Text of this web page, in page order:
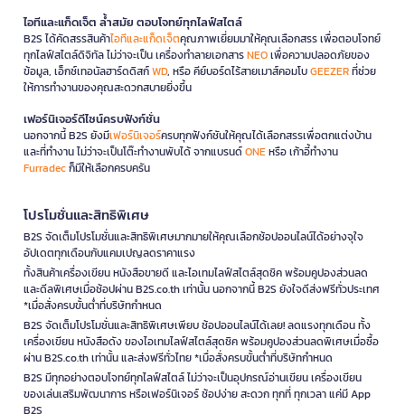
ไอทีและแก็ดเจ็ต ล้ำสมัย ตอบโจทย์ทุกไลฟ์สไตล์
B2S ได้คัดสรรสินค้าไอทีและแก็ดเจ็ตคุณภาพเยี่ยมมาให้คุณเลือกสรร เพื่อตอบโจทย์
ทุกไลฟ์สไตล์ดิจิทัล ไม่ว่าจะเป็น เครื่องทำลายเอกสารNEOเพื่อความปลอดภัยของ
ข้อมูล, เอ็กซ์เทอนัลฮาร์ดดิสก์WD, หรือ คีย์บอร์ดไร้สายเมาส์คอมโบGEEZERที่ช่วย
ให้การทำงานของคุณสะดวกสบายยิ่งขึ้น
เฟอร์นิเจอร์ดีไซน์ครบฟังก์ชั่น
นอกจากนี้ B2S ยังมีเฟอร์นิเจอร์ครบทุกฟังก์ชันให้คุณได้เลือกสรรเพื่อตกแต่งบ้าน
และที่ทำงาน ไม่ว่าจะเป็นโต๊ะทำงานพับได้ จากแบรนด์ONEหรือ เก้าอี้ทำงาน
Furradecก็มีให้เลือกครบครัน
โปรโมชั่นและสิทธิพิเศษ
B2S จัดเต็มโปรโมชั่นและสิทธิพิเศษมากมายให้คุณเลือกช้อปออนไลน์ได้อย่างจุใจ
อัปเดตทุกเดือนกับแคมเปญลดราคาแรง
ทั้งสินค้าเครื่องเขียน หนังสือขายดี และไอเทมไลฟ์สไตล์สุดชิค พร้อมคูปองส่วนลด
และดีลพิเศษเมื่อช้อปผ่าน B2S.co.th เท่านั้น นอกจากนี้ B2S ยังใจดีส่งฟรีทั่วประเทศ
*เมื่อสั่งครบขั้นต่ำที่บริษัทกำหนด
B2S จัดเต็มโปรโมชั่นและสิทธิพิเศษเพียบ ช้อปออนไลน์ได้เลย! ลดแรงทุกเดือน ทั้ง
เครื่องเขียน หนังสือดัง ของไอเทมไลฟ์สไตล์สุดชิค พร้อมคูปองส่วนลดพิเศษเมื่อซื้อ
ผ่าน B2S.co.th เท่านั้น และส่งฟรีทั่วไทย *เมื่อสั่งครบขั้นต่ำที่บริษัทกำหนด
B2S มีทุกอย่างตอบโจทย์ทุกไลฟ์สไตล์ ไม่ว่าจะเป็นอุปกรณ์อ่านเขียน เครื่องเขียน
ของเล่นเสริมพัฒนาการ หรือเฟอร์นิเจอร์ ช้อปง่าย สะดวก ทุกที่ ทุกเวลา แค่มี App
B2S